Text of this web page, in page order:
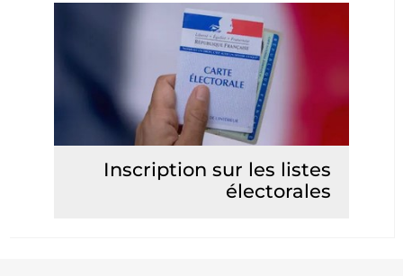
Inscription sur les listes
électorales